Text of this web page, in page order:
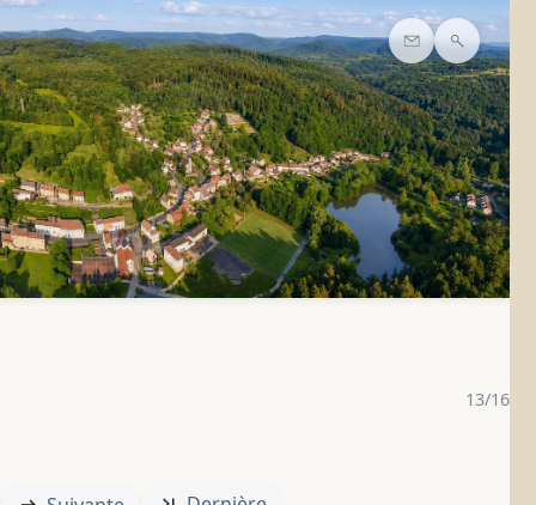
Contact
13/16